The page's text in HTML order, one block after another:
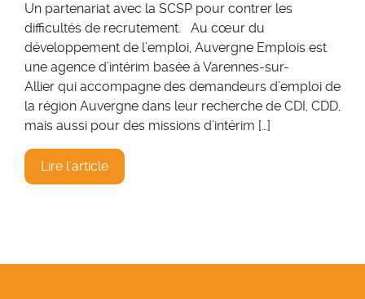
Un partenariat avec la SCSP pour contrer les
difficultés de recrutement. Au cœur du
développement de l’emploi, Auvergne Emplois est
une agence d’intérim basée à Varennes-sur-
Allier qui accompagne des demandeurs d’emploi de
la région Auvergne dans leur recherche de CDI, CDD,
mais aussi pour des missions d’intérim […]
Lire l'article